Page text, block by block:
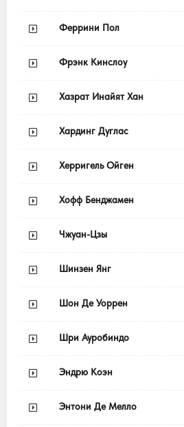
Феррини Пол
Фрэнк Кинслоу
Хазрат Инайят Хан
Хардинг Дуглас
Херригель Ойген
Хофф Бенджамен
Чжуан-Цзы
Шинзен Янг
Шон Де Уоррен
Шри Ауробиндо
Эндрю Коэн
Энтони Де Мелло